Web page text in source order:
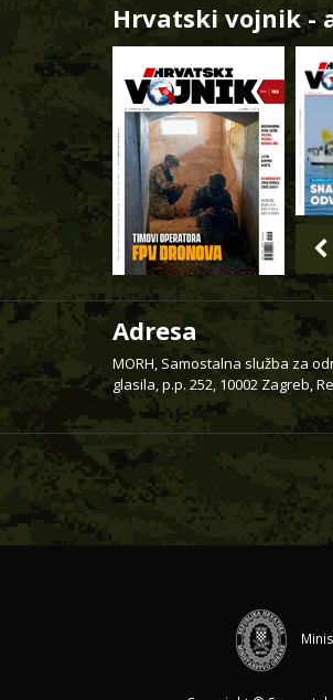
Hrvatski vojnik -
Adresa
MORH, Samostalna služba za
glasila, p.p. 252, 10002 Zagreb,